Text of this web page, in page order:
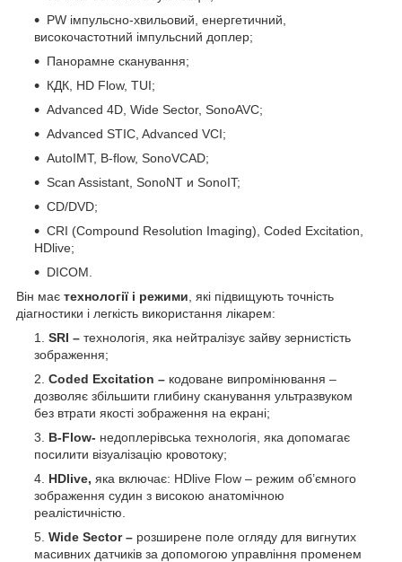
PW імпульсно-хвильовий, енергетичний,
високочастотний імпульсний доплер;
Панорамне сканування;
КДК, HD Flow, TUI;
Advanced 4D, Wide Sector, SonoAVC;
Advanced STIC, Advanced VCI;
AutoIMT, B-flow, SonoVCAD;
Scan Assistant, SonoNT и SonoIT;
CD/DVD;
CRI (Compound Resolution Imaging), Coded Excitation,
HDlive;
DICOM.
Він має технології і режими , які підвищують точність
діагностики і легкість використання лікарем:
SRI – технологія, яка нейтралізує зайву зернистість
зображення;
Coded Excitation – кодоване випромінювання –
дозволяє збільшити глибину сканування ультразвуком
без втрати якості зображення на екрані;
В-Flow- недоплерівська технологія, яка допомагає
посилити візуалізацію кровотоку;
HDlive, яка включає: HDlive Flow – режим об’ємного
зображення судин з високою анатомічною
реалістичністю.
Wide Sector – розширене поле огляду для вигнутих
масивних датчиків за допомогою управління променем